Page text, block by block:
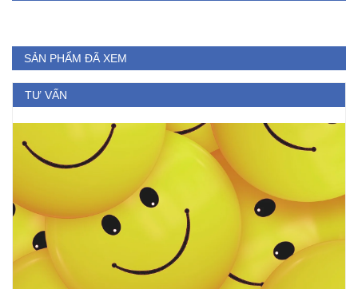
SẢN PHẨM ĐÃ XEM
TƯ VẤN